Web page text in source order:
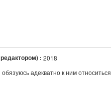
: 2018
адекватно к ним относиться